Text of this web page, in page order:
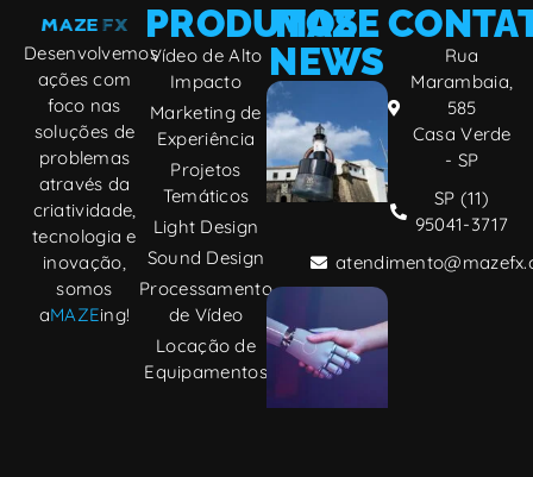
Desenvolvemos
ações com
foco nas
soluções de
problemas
através da
criatividade,
tecnologia e
inovação,
somos
aMAZEing!
PRODUTOS
Vídeo de Alto
Impacto
Marketing de
Experiência
Projetos
Temáticos
Light Design
Sound Design
Processamento
de Vídeo
Locação de
Equipamentos
MAZE
NEWS
Fake Out of
Home, a
nova
tendência
publicidade
digital
Rua
Marambaia,
585
Casa Verde
- SP
SP (11)
95041-3717